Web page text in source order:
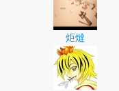
炬燵